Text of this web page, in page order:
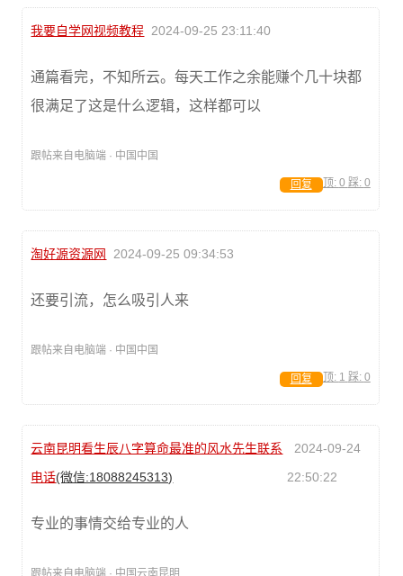
我要自学网视频教程 2024-09-25 23:11:40
通篇看完，不知所云。每天工作之余能赚个几十块都
很满足了这是什么逻辑，这样都可以
跟帖来自电脑端 · 中国中国
顶: 0 踩: 0
回复
淘好源资源网 2024-09-25 09:34:53
还要引流，怎么吸引人来
跟帖来自电脑端 · 中国中国
顶: 1 踩: 0
回复
云南昆明看生辰八字算命最准的风水先生联系
电话(微信:18088245313)
2024-09-24
22:50:22
专业的事情交给专业的人
跟帖来自电脑端 · 中国云南昆明